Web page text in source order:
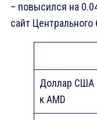
– повысился на
сайт Центрального
Доллар США
к AMD